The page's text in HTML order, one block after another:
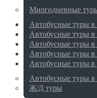
Многодневные
Автобусные туры в
Автобусные туры в
Автобусные туры
Автобусные туры
Автобусные туры в
Автобусные туры в
Ж/Д туры